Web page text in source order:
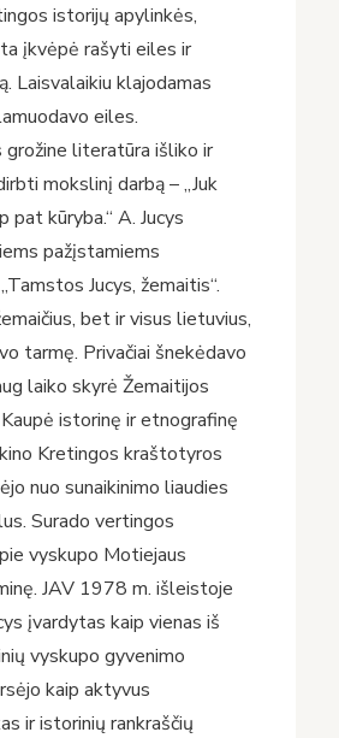
istorijų apylinkės,
įkvėpė rašyti eiles ir
Laisvalaikiu klajodamas
eiles.
grožine literatūra išliko ir
mokslinį darbą – „Juk
pat kūryba.“ A. Jucys
pažįstamiems
Jucys, žemaitis“.
bet ir visus lietuvius,
tarmę. Privačiai šnekėdavo
laiko skyrė Žemaitijos
istorinę ir etnografinę
Kretingos kraštotyros
nuo sunaikinimo liaudies
Surado vertingos
vyskupo Motiejaus
JAV 1978 m. išleistoje
įvardytas kaip vienas iš
vyskupo gyvenimo
kaip aktyvus
ir istorinių rankraščių